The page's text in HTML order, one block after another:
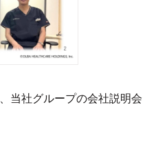
当社グループの会社説明会